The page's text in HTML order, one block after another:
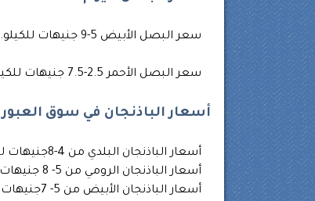
سعر البصل الأبيض 5-9 جنيهات للكيلو.
سعر البصل الأحمر 2.5-7.5 جنيهات للكيلو.
أسعار الباذنجان في سوق العبور
أسعار الباذنجان البلدي من 4-8جنيهات للكيلو.
أسعار الباذنجان الرومي من 5- 8 جنيهات للكيلو.
أسعار الباذنجان الأبيض من 5- 7جنيهات للكيلو.